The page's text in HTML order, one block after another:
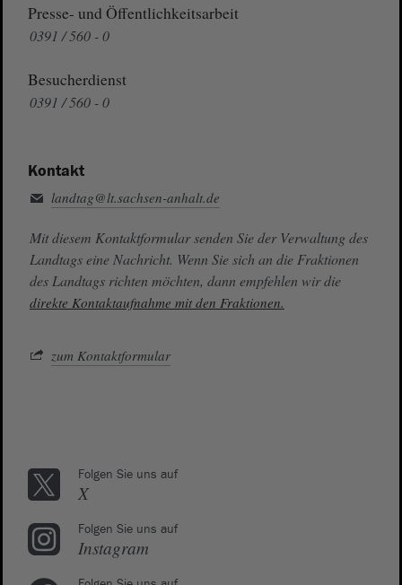
Presse- und Öffentlichkeitsarbeit
0391 / 560 - 0
Besucherdienst
0391 / 560 - 0
Kontakt
landtag@lt.sachsen-anhalt.de
Mit diesem Kontaktformular senden Sie der Verwaltung des
Landtags eine Nachricht. Wenn Sie sich an die Fraktionen
des Landtags richten möchten, dann empfehlen wir die
direkte Kontaktaufnahme mit den Fraktionen.
zum Kontaktformular
Folgen Sie uns auf
X
Folgen Sie uns auf
Instagram